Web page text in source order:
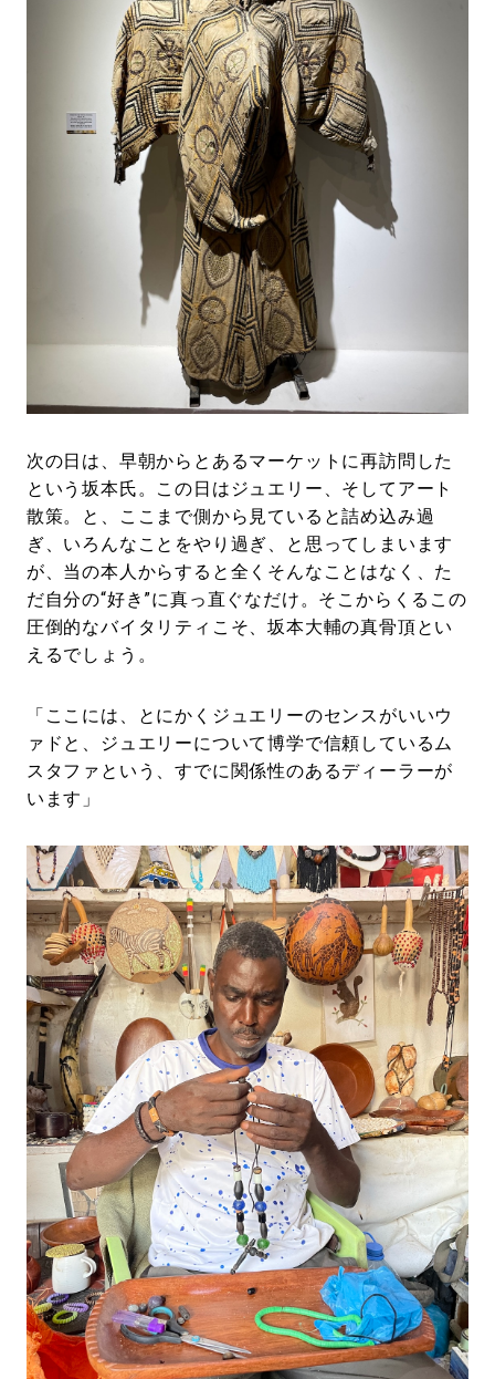
次の日は、早朝からとあるマーケットに再訪問した
という坂本氏。この日はジュエリー、そしてアート
散策。と、ここまで側から見ていると詰め込み過
ぎ、いろんなことをやり過ぎ、と思ってしまいます
が、当の本人からすると全くそんなことはなく、た
だ自分の“好き”に真っ直ぐなだけ。そこからくるこの
圧倒的なバイタリティこそ、坂本大輔の真骨頂とい
えるでしょう。
「ここには、とにかくジュエリーのセンスがいいウ
ァドと、ジュエリーについて博学で信頼しているム
スタファという、すでに関係性のあるディーラーが
います」